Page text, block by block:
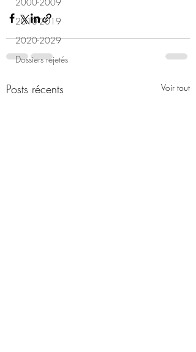
2010-2019
2020-2029
Dossiers rejetés
Posts récents Voir tout